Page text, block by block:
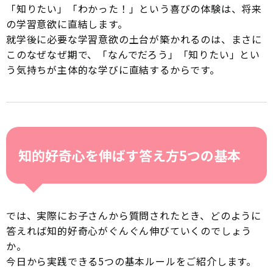
「知りたい」「わかった！」という喜びの体験は、将来
の学習意欲に直結します。
就学後に必要な学習意欲の土台が築かれるのは、まさに
このなぜなぜ期で、「なんでだろう」「知りたい」とい
う気持ちが主体的な学びに直結するからです。
知的好奇心を伸ばす答え方5つの基本
では、実際にお子さんから質問されたとき、どのように
答えれば知的好奇心がぐんぐん伸びていくのでしょう
か。
今日から実践できる5つの基本ルールをご紹介します。